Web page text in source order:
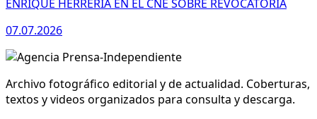
ENRIQUE HERRERIA EN EL CNE SOBRE REVOCATORIA
07.07.2026
Archivo fotográfico editorial y de actualidad. Coberturas,
textos y videos organizados para consulta y descarga.